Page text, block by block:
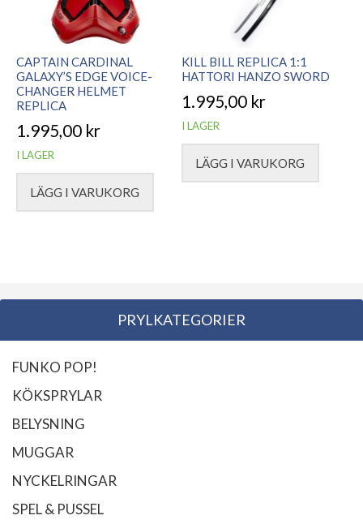
CAPTAIN CARDINAL
GALAXY’S EDGE VOICE-
CHANGER HELMET
REPLICA
1.995,00 kr
I LAGER
LÄGG I VARUKORG
KILL BILL REPLICA 1:1
HATTORI HANZO SWORD
1.995,00 kr
I LAGER
LÄGG I VARUKORG
PRYLKATEGORIER
FUNKO POP!
KÖKSPRYLAR
BELYSNING
MUGGAR
NYCKELRINGAR
SPEL & PUSSEL